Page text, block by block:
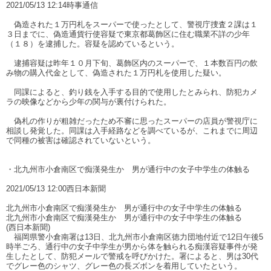
2021/05/13 12:14時事通信
偽造された１万円札をスーパーで使ったとして、警視庁捜査２課は１
３日までに、偽造通貨行使容疑で東京都葛飾区に住む職業不詳の少年
（１８）を逮捕した。容疑を認めているという。
逮捕容疑は昨年１０月下旬、葛飾区内のスーパーで、１本数百円の飲
み物の購入代金として、偽造された１万円札を使用した疑い。
同課によると、釣り銭を入手する目的で使用したとみられ、防犯カメ
ラの映像などから少年の関与が裏付けられた。
偽札の作りが粗雑だったため不審に思ったスーパーの店員が警視庁に
相談し発覚した。同課は入手経路などを調べているが、これまでに周辺
で同種の被害は確認されていないという。
・北九州市小倉南区で痴漢発生か 男が通行中の女子中学生の体触る
2021/05/13 12:00西日本新聞
北九州市小倉南区で痴漢発生か 男が通行中の女子中学生の体触る
北九州市小倉南区で痴漢発生か 男が通行中の女子中学生の体触る
(西日本新聞)
福岡県警小倉南署は13日、北九州市小倉南区徳力団地付近で12日午後5
時半ごろ、通行中の女子中学生が男から体を触られる痴漢容疑事件が発
生したとして、防犯メールで警戒を呼びかけた。署によると、男は30代
でグレー色のシャツ、グレー色の長ズボンを着用していたという。